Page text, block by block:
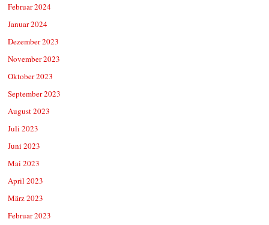
Februar 2024
Januar 2024
Dezember 2023
November 2023
Oktober 2023
September 2023
August 2023
Juli 2023
Juni 2023
Mai 2023
April 2023
März 2023
Februar 2023